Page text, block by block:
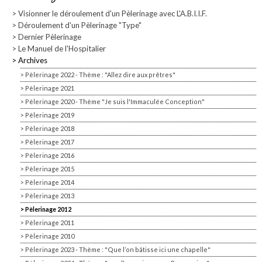
Visionner le déroulement d'un Pèlerinage avec L'A.B.I.I.F.
Déroulement d'un Pèlerinage "Type"
Dernier Pèlerinage
Le Manuel de l'Hospitalier
Archives
Pèlerinage 2022 - Thème : "Allez dire aux prêtres"
Pèlerinage 2021
Pèlerinage 2020 - Thème "Je suis l'Immaculée Conception"
Pèlerinage 2019
Pèlerinage 2018
Pèlerinage 2017
Pèlerinage 2016
Pèlerinage 2015
Pèlerinage 2014
Pèlerinage 2013
Pèlerinage 2012
Pèlerinage 2011
Pèlerinage 2010
Pèlerinage 2023 - Thème : "Que l’on bâtisse ici une chapelle"